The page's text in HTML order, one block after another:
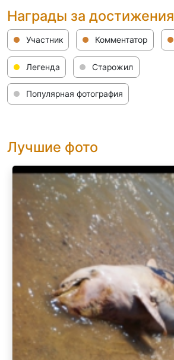
Награды за достижения
Участник Комментатор
Легенда Старожил
Популярная фотография
Лучшие фото